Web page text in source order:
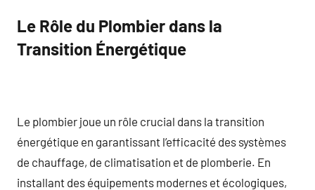
Le Rôle du Plombier dans la
Transition Énergétique
Le plombier joue un rôle crucial dans la transition
énergétique en garantissant l’efficacité des systèmes
de chauffage, de climatisation et de plomberie. En
installant des équipements modernes et écologiques,